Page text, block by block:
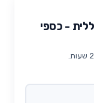
- כספי